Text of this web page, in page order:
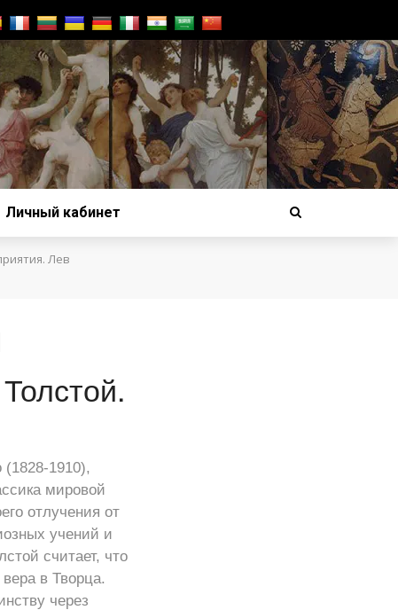
Личный кабинет
Лев
1910),
мировой
отлучения от
учений и
считает, что
в Творца.
через